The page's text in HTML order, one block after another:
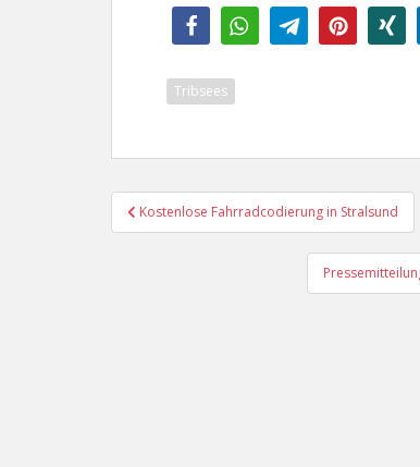
Tribsees
Beitragsnavigation
Kostenlose Fahrradcodierung in Stralsund